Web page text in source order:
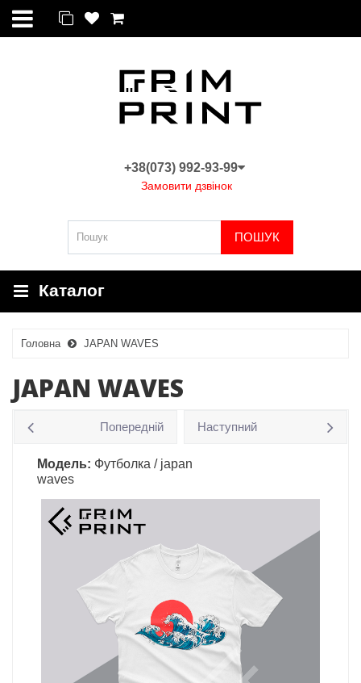
+38(073) 992-93-99
Замовити дзвінок
ПОШУК
Каталог
Головна JAPAN WAVES
JAPAN WAVES
Попередній Наступний
Модель: Футболка / japan
waves